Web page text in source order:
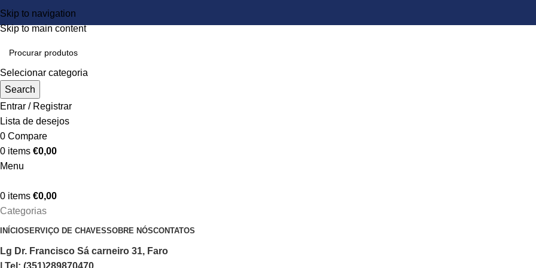
Skip to navigation
Skip to main content
Selecionar categoria
Search
Entrar / Registrar
Lista de desejos
0 Compare
0 items €0,00
Menu
0 items €0,00
Categorias
INÍCIOSERVIÇO DE CHAVESSOBRE NÓSCONTATOS
Lg Dr. Francisco Sá carneiro 31, Faro
| Tel: (351)289870470